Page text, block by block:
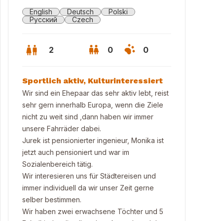
English Deutsch
Polski
Русский
Czech
2 0 0
Sportlich aktiv, Kulturinteressiert
Wir sind ein Ehepaar das sehr aktiv lebt, reist
sehr gern innerhalb Europa, wenn die Ziele
nicht zu weit sind ,dann haben wir immer
unsere Fahrräder dabei.
Jurek ist pensionierter ingenieur, Monika ist
jetzt auch pensioniert und war im
Sozialenbereich tätig.
Wir interesieren uns für Städtereisen und
immer individuell da wir unser Zeit gerne
selber bestimmen.
Wir haben zwei erwachsene Töchter und 5